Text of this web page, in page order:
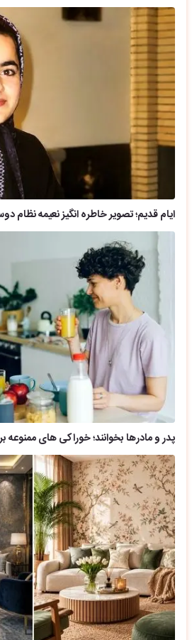
ایام قدیم؛ تصویر خاطره انگیز نعیمه
پدر و مادرها بخوانند؛ خوراکی های ممنوعه